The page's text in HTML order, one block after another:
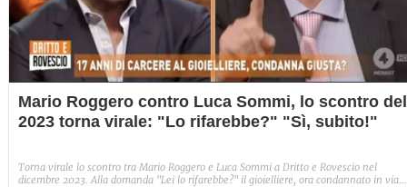
Mario Roggero contro Luca Sommi, lo scontro del
2023 torna virale: "Lo rifarebbe?" "Sì, subito!"
Torna virale lo scontro tra Mario Roggero e Luca Sommi a Dritto e Rovescio nel
dicembre 2023. Alla domanda "Lei lo rifarebbe?" il gioielliere, ora condannato in via